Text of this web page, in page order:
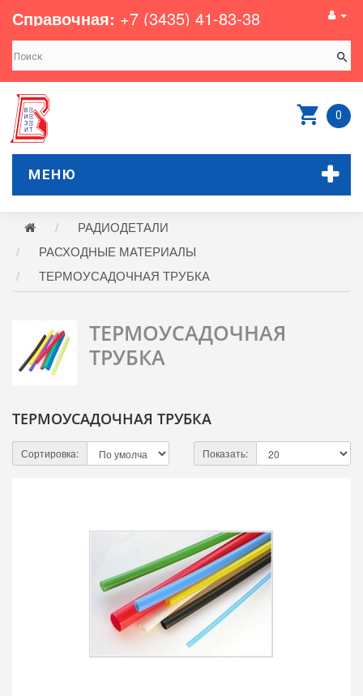
Справочная: +7 (3435) 41-83-38
0
МЕНЮ
РАДИОДЕТАЛИ
РАСХОДНЫЕ МАТЕРИАЛЫ
ТЕРМОУСАДОЧНАЯ ТРУБКА
ТЕРМОУСАДОЧНАЯ
ТРУБКА
ТЕРМОУСАДОЧНАЯ ТРУБКА
Сортировка: Показать: